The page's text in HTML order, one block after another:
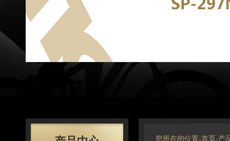
您所在的位置-首页 -产